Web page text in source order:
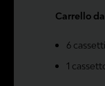
Carrello
6
1